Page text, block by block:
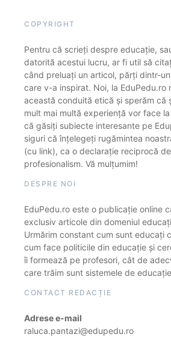
COPYRIGHT
Pentru că scrieți despre educație,
datorită acestui lucru, ar fi util să
când preluați un articol, părți dintr-
care v-a inspirat. Noi, la EduPedu.ro
această conduită etică și sperăm că
mult mai multă experiență vor face
că găsiți subiecte interesante pe
siguri că înțelegeți rugămintea
(cu link), ca o declarație reciprocă
profesionalism. Vă mulțumim!
DESPRE NOI
EduPedu.ro este o publicație online
exclusiv articole din domeniul
Urmărim constant cum sunt educați
cum face politicile din educație și
îi formează pe profesori, cât de
care trăim sunt sistemele de
CONTACT REDACȚIE
Adrese e-mail
raluca.pantazi@edupedu.ro